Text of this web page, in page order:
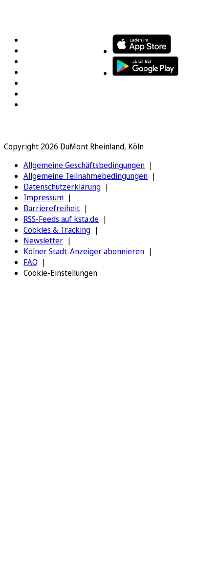
Copyright 2026 DuMont Rheinland, Köln
Allgemeine Geschäftsbedingungen
Allgemeine Teilnahmebedingungen
Datenschutzerklärung
Impressum
Barrierefreiheit
RSS-Feeds auf ksta.de
Cookies & Tracking
Newsletter
Kölner Stadt-Anzeiger abonnieren
FAQ
Cookie-Einstellungen